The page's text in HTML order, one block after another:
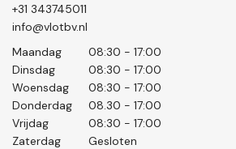
+31 343745011
info@vlotbv.nl
Maandag
08:30 - 17:00
Dinsdag
08:30 - 17:00
Woensdag
08:30 - 17:00
Donderdag
08.30 - 17:00
Vrijdag
08:30 - 17:00
Zaterdag
Gesloten